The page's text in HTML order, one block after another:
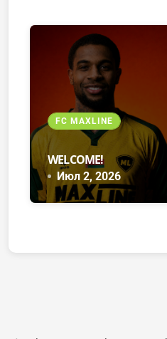
FC MAXLINE
WELCOME!
Июл 2, 2026